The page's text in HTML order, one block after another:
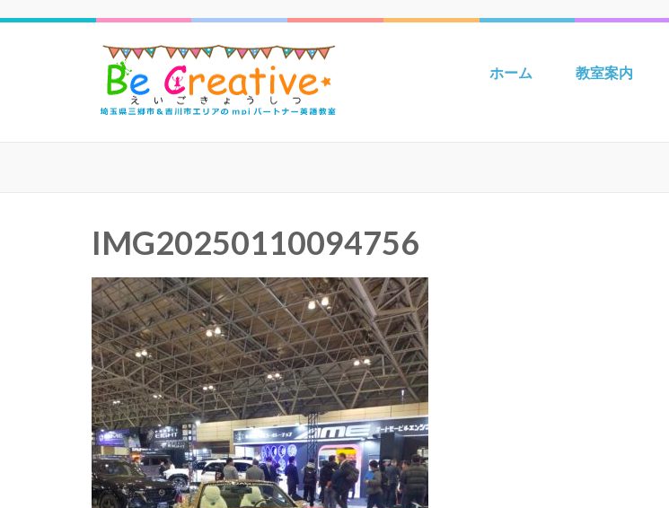
三郷 吉川 mpiパートナ
ホーム 教室案内
IMG20250110094756